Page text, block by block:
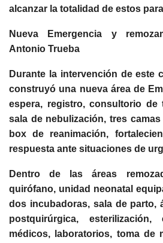
alcanzar la totalidad de estos
Nueva Emergencia y
Antonio Trueba
Durante la intervención de este
construyó una nueva área de
espera, registro, consultorio de
sala de nebulización, tres
box de reanimación,
respuesta ante situaciones de
Dentro de las áreas
quirófano, unidad neonatal
dos incubadoras, sala de parto,
postquirúrgica, esterilización,
médicos, laboratorios, toma de